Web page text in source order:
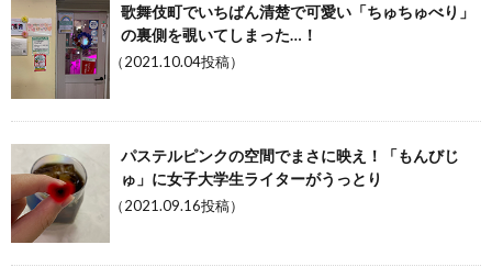
歌舞伎町でいちばん清楚で可愛い「ちゅちゅべり」
の裏側を覗いてしまった…！
（2021.10.04投稿）
パステルピンクの空間でまさに映え！「もんびじ
ゅ」に女子大学生ライターがうっとり
（2021.09.16投稿）